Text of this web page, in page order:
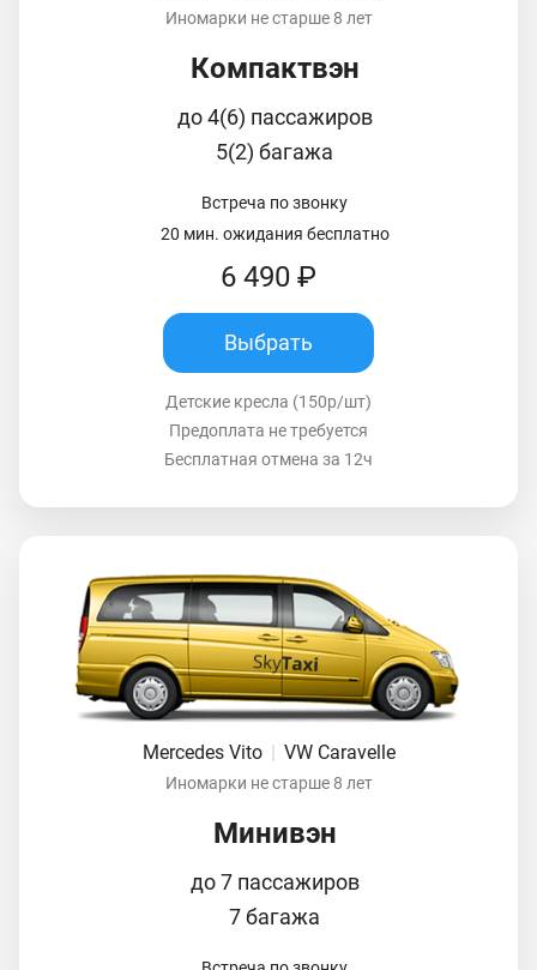
Иномарки не старше 8 лет
Компактвэн
до 4(6) пассажиров
5(2) багажа
Встреча по звонку
20 мин. ожидания бесплатно
6 490 ₽
Выбрать
Детские кресла (150р/шт)
Предоплата не требуется
Бесплатная отмена за 12ч
Mercedes Vito VW Caravelle
Иномарки не старше 8 лет
Минивэн
до 7 пассажиров
7 багажа